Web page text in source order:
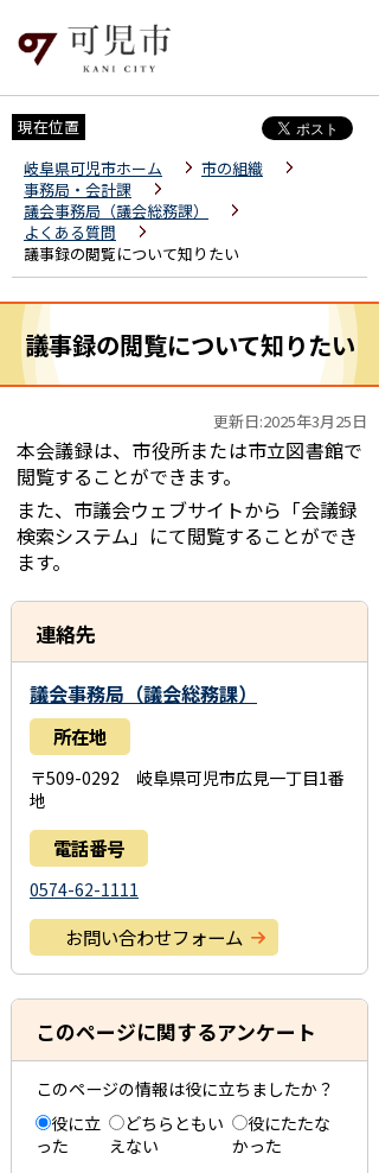
現在位置
岐阜県可児市ホーム
市の組織
事務局・会計課
議会事務局（議会総務課）
よくある質問
議事録の閲覧について知りたい
議事録の閲覧について知りたい
更新日:2025年3月25日
本会議録は、市役所または市立図書館で
閲覧することができます。
また、市議会ウェブサイトから「会議録
検索システム」にて閲覧することができ
ます。
連絡先
議会事務局（議会総務課）
所在地
〒509-0292 岐阜県可児市広見一丁目1番
地
電話番号
0574-62-1111
お問い合わせフォーム
このページに関するアンケート
このページの情報は役に立ちましたか？
役に立
った
どちらともい
えない
役にたたな
かった